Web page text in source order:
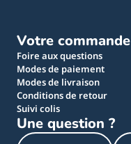
Votre commande
Foire aux questions
Modes de paiement
Modes de livraison
Conditions de retour
Suivi colis
Une question ?